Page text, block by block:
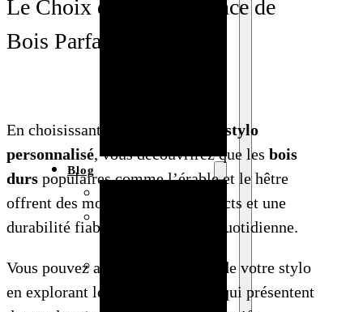
Blog
Le Choix de Votre Essence de
Bois Parfaite
En choisissant le bois pour votre stylo
personnalisé, vous découvrirez que les bois
durs populaires comme l’érable et le hêtre
offrent des motifs de grain distincts et une
durabilité fiable pour l’écriture quotidienne.
Vous pouvez améliorer l’unicité de votre stylo
en explorant les
, qui présentent